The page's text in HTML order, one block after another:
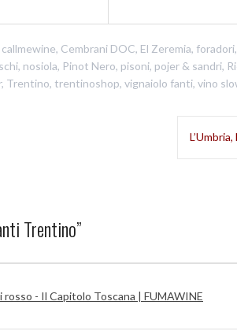
callmewine, Cembrani DOC, El Zeremia, foradori,
, nosiola, Pinot Nero, pisoni, pojer & sandri,
, Trentino, trentinoshop, vignaiolo fanti, vino
Trentino”
- Il Capitolo Toscana | FUMAWINE